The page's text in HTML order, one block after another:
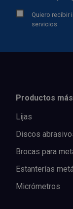
Quiero recibir
servicios
Productos
Lijas
Discos
Brocas para
Estanterías
Micrómetros